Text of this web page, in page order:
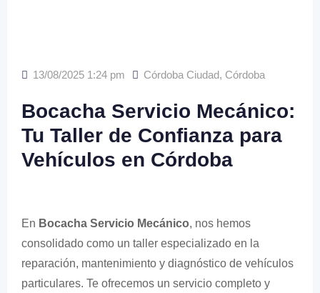
13/08/2025 1:24 pm Córdoba Ciudad, Córdoba
Bocacha Servicio Mecánico:
Tu Taller de Confianza para
Vehículos en Córdoba
En Bocacha Servicio Mecánico, nos hemos
consolidado como un taller especializado en la
reparación, mantenimiento y diagnóstico de vehículos
particulares. Te ofrecemos un servicio completo y